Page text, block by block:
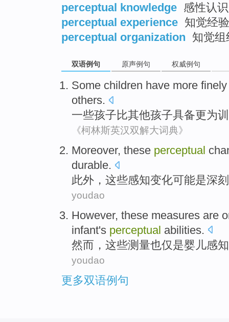
perceptual knowledge 感性认识
perceptual experience 知觉经
perceptual organization 知觉组
双语例句 原声例句 权威例句
Some children have more
others.
一些孩子比其他孩子具备更为
《柯林斯英汉双解大词典》
Moreover, these perceptual
durable.
此外 ， 这些感知变化可能是深刻
youdao
However, these measures are
infant's perceptual abilities.
然而 ， 这些测量也仅是婴儿感知
youdao
更多双语例句